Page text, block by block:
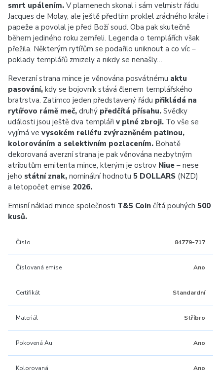
smrt upálením. V plamenech skonal i sám velmistr řádu
Jacques de Molay, ale ještě předtím proklel zrádného krále i
papeže a povolal je před Boží soud. Oba pak skutečně
během jediného roku zemřeli. Legenda o templářích však
přežila. Některým rytířům se podařilo uniknout a co víc –
poklady templářů zmizely a nikdy se nenašly…
Reverzní strana mince je věnována posvátnému aktu
pasování, kdy se bojovník stává členem templářského
bratrstva. Zatímco jeden představený řádu přikládá na
rytířovo rámě meč, druhý předčítá přísahu. Svědky
události jsou ještě dva templáři v plné zbroji. To vše se
vyjímá ve vysokém reliéfu zvýrazněném patinou,
kolorováním a selektivním pozlacením. Bohatě
dekorovaná averzní strana je pak věnována nezbytným
atributům emitenta mince, kterým je ostrov Niue – nese
jeho státní znak, nominální hodnotu 5 DOLLARS (NZD)
a letopočet emise 2026.
Emisní náklad mince společnosti T&S Coin čítá pouhých 500
kusů.
Číslo 84779-717
Číslovaná emise Ano
Certifikát Standardní
Materiál Stříbro
Pokovená Au Ano
Kolorovaná Ano